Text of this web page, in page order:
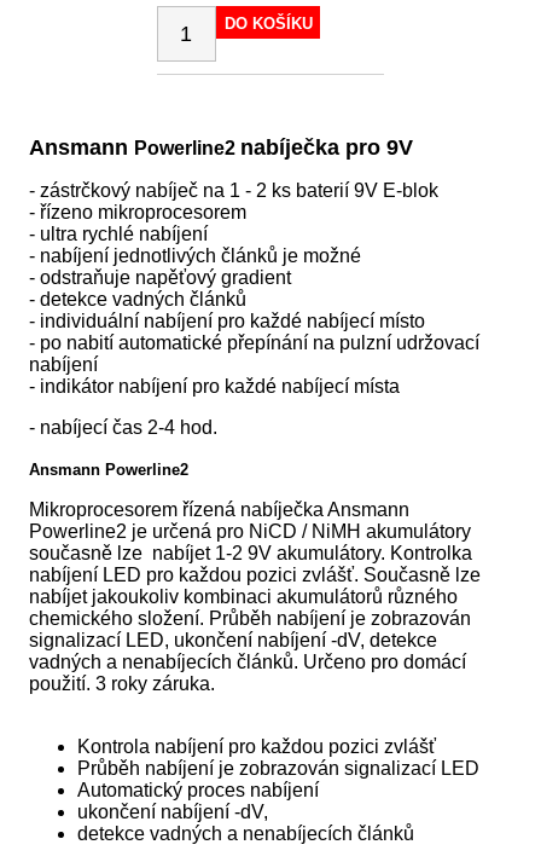
DO KOŠÍKU
Ansmann Powerline2 nabíječka pro 9V
- zástrčkový nabíječ na 1 - 2 ks baterií 9V E-blok
- řízeno mikroprocesorem
- ultra rychlé nabíjení
- nabíjení jednotlivých článků je možné
- odstraňuje napěťový gradient
- detekce vadných článků
- individuální nabíjení pro každé nabíjecí místo
- po nabití automatické přepínání na pulzní udržovací
nabíjení
- indikátor nabíjení pro každé nabíjecí místa
- nabíjecí čas 2-4 hod.
Ansmann Powerline2
Mikroprocesorem řízená nabíječka Ansmann
Powerline2 je určená pro NiCD / NiMH akumulátory
současně lze nabíjet 1-2 9V akumulátory. Kontrolka
nabíjení LED pro každou pozici zvlášť. Současně lze
nabíjet jakoukoliv kombinaci akumulátorů různého
chemického složení. Průběh nabíjení je zobrazován
signalizací LED, ukončení nabíjení -dV, detekce
vadných a nenabíjecích článků. Určeno pro domácí
použití. 3 roky záruka.
Kontrola nabíjení pro každou pozici zvlášť
Průběh nabíjení je zobrazován signalizací LED
Automatický proces nabíjení
ukončení nabíjení -dV,
detekce vadných a nenabíjecích článků